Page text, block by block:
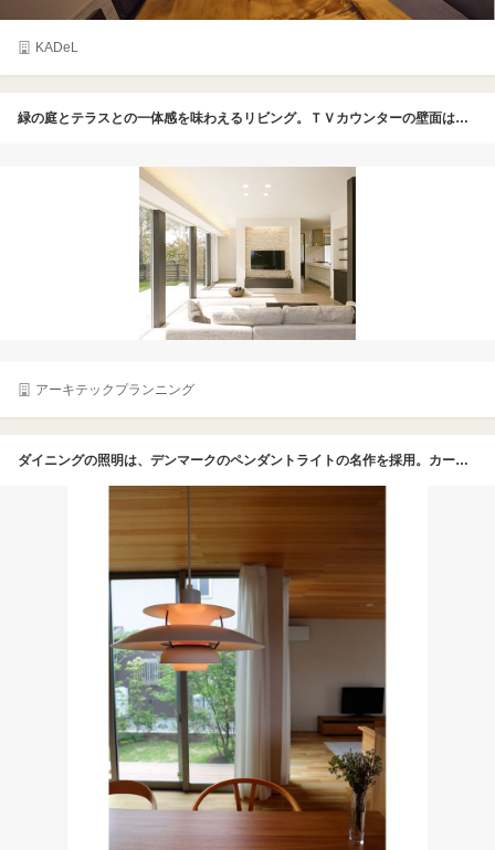
KADeL
緑の庭とテラスとの一体感を味わえるリビング。ＴＶカウンターの壁面はエコカラットで装飾。天井にダウンライトを設けることで陰影の美しい空間を創り上げている。光や風、緑に癒されて暮らす、そんな贅沢を日常で満喫できる住まいといえるだろう
アーキテックプランニング
ダイニングの照明は、デンマークのペンダントライトの名作を採用。カーブが重なり合うシェードが美しく、電球からの光が直接目に入らない設計になっているため、優しい光が空間に広がる。完成前から採用予定だったため、バランスを見ながらダウンライトなどの配置を決めたそうだ